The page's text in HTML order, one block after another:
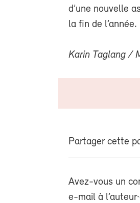
d’une nouvelle
la fin de l’année.
Karin Taglang /
Partager cette
Avez-vous un
e-mail à